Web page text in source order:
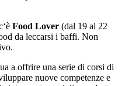
Food Lover (dal 19 al 22
da leccarsi i baffi. Non
a offrire una serie di corsi di
nuove competenze e